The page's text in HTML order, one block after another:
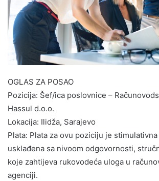
OGLAS ZA POSAO
Pozicija: Šef/ica poslovnice –
Hassul d.o.o.
Lokacija: Ilidža, Sarajevo
Plata: Plata za ovu poziciju je
usklađena sa nivoom odgovornosti,
koje zahtijeva rukovodeća uloga u
agenciji.